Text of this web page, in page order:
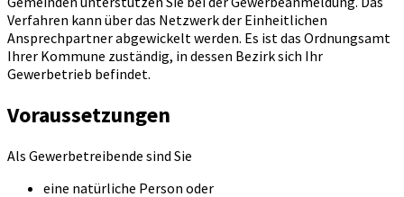
Verfahren kann über das Netzwerk der Einheitlichen
Ansprechpartner abgewickelt werden. Es ist das Ordnungsamt
Ihrer Kommune zuständig, in dessen Bezirk sich Ihr
Gewerbetrieb befindet.
Voraussetzungen
Als Gewerbetreibende sind Sie
eine natürliche Person oder